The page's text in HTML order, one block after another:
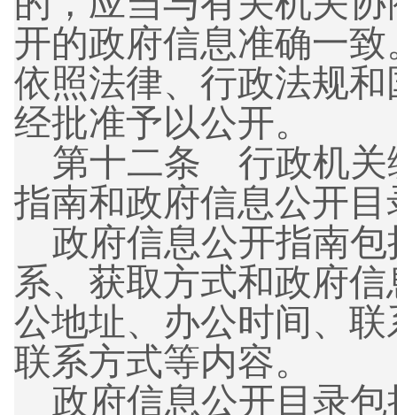
开的政府信息准确一
依照法律、行政法规
经批准予以公开。
第十二条 行政机
指南和政府信息公开
政府信息公开指南
系、获取方式和政府
公地址、办公时间、
联系方式等内容。
政府信息公开目录